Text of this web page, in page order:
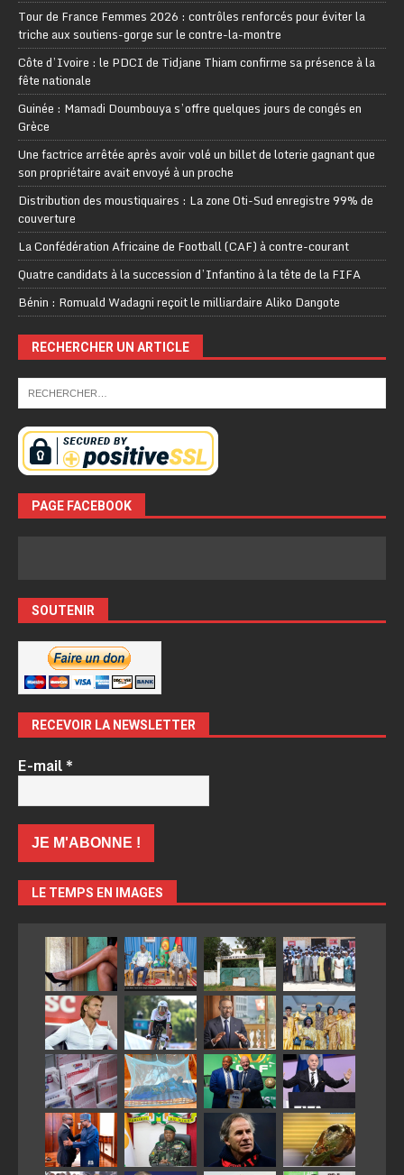
Tour de France Femmes 2026 : contrôles renforcés pour éviter la
triche aux soutiens-gorge sur le contre-la-montre
Côte d’Ivoire : le PDCI de Tidjane Thiam confirme sa présence à la
fête nationale
Guinée : Mamadi Doumbouya s’offre quelques jours de congés en
Grèce
Une factrice arrêtée après avoir volé un billet de loterie gagnant que
son propriétaire avait envoyé à un proche
Distribution des moustiquaires : La zone Oti-Sud enregistre 99% de
couverture
La Confédération Africaine de Football (CAF) à contre-courant
Quatre candidats à la succession d’Infantino à la tête de la FIFA
Bénin : Romuald Wadagni reçoit le milliardaire Aliko Dangote
RECHERCHER UN ARTICLE
PAGE FACEBOOK
SOUTENIR
RECEVOIR LA NEWSLETTER
E-mail*
LE TEMPS EN IMAGES